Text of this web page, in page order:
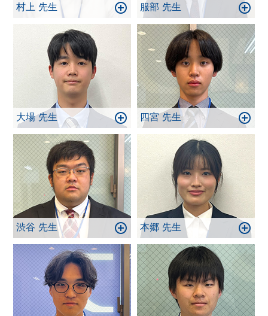
村上 先生 服部 先生
大場 先生 四宮 先生
渋谷 先生 本郷 先生